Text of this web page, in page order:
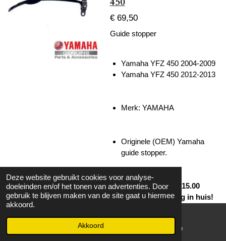
Deze website gebruikt cookies voor analyse-
doeleinden en/of het tonen van advertenties. Door
gebruik te blijven maken van de site gaat u hiermee
akkoord.
Akkoord
€ 69,50
Guide stopper
Yamaha YFZ 450 2004-2009
Yamaha YFZ 450 2012-2013
Merk: YAMAHA
Originele (OEM) Yamaha
guide stopper.
Op werkdagen voor 15.00
besteld volgende dag in huis!
In winkelwagen
WhatsApp